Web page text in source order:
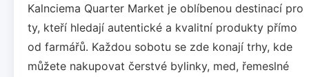
Kalnciema Quarter Market je oblíbenou destinací pro
ty, kteří hledají autentické a kvalitní produkty přímo
od farmářů. Každou sobotu se zde konají trhy, kde
můžete nakupovat čerstvé bylinky, med, řemeslné